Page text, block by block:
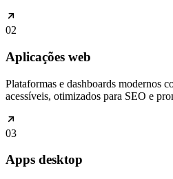
02
Aplicações web
Plataformas e dashboards modernos
acessíveis, otimizados para SEO e
03
Apps desktop